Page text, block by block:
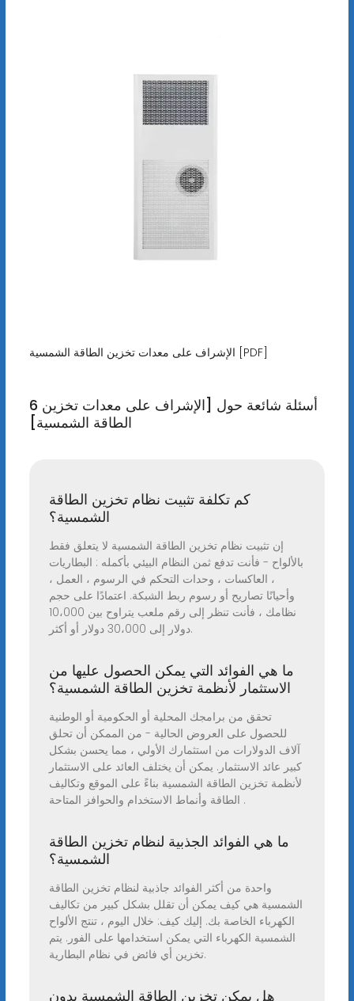
الإشراف على معدات تخزين الطاقة الشمسية [PDF]
6 أسئلة شائعة حول [الإشراف على معدات تخزين
الطاقة الشمسية]
كم تكلفة تثبيت نظام تخزين الطاقة
الشمسية؟
إن تثبيت نظام تخزين الطاقة الشمسية لا يتعلق فقط
بالألواح - فأنت تدفع ثمن النظام البيئي بأكمله : البطاريات
، العاكسات ، وحدات التحكم في الرسوم ، العمل ،
وأحيانًا تصاريح أو رسوم ربط الشبكة. اعتمادًا على حجم
نظامك ، فأنت تنظر إلى رقم ملعب يتراوح بين 10،000
دولار إلى 30،000 دولار أو أكثر.
ما هي الفوائد التي يمكن الحصول عليها من
الاستثمار لأنظمة تخزين الطاقة الشمسية؟
تحقق من برامجك المحلية أو الحكومية أو الوطنية
للحصول على العروض الحالية - من الممكن أن تحلق
آلاف الدولارات من استثمارك الأولي ، مما يحسن بشكل
كبير عائد الاستثمار. يمكن أن يختلف العائد على الاستثمار
لأنظمة تخزين الطاقة الشمسية بناءً على الموقع وتكاليف
الطاقة وأنماط الاستخدام والحوافز المتاحة .
ما هي الفوائد الجذبية لنظام تخزين الطاقة
الشمسية؟
واحدة من أكثر الفوائد جاذبية لنظام تخزين الطاقة
الشمسية هي كيف يمكن أن تقلل بشكل كبير من تكاليف
الكهرباء الخاصة بك. إليك كيف: خلال اليوم ، تنتج الألواح
الشمسية الكهرباء التي يمكن استخدامها على الفور. يتم
تخزين أي فائض في نظام البطارية.
هل يمكن تخزين الطاقة الشمسية بدون